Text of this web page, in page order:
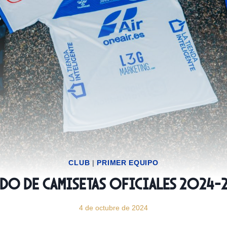
CLUB | PRIMER EQUIPO
de camisetas oficiales 2024-
4 de octubre de 2024